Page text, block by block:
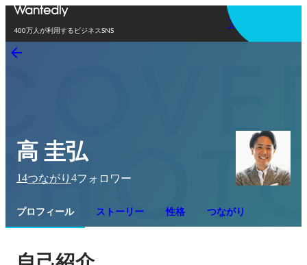
400万人が利用するビジネスSNS
アプリを使う
高 圭弘
14つながり 4フォロワー
プロフィール ストーリー 性格 つながり